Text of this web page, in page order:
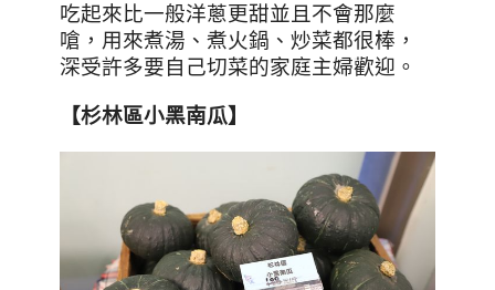
吃起來比一般洋蔥更甜並且不會那麼
嗆，用來煮湯、煮火鍋、炒菜都很棒，
深受許多要自己切菜的家庭主婦歡迎。
【杉林區小黑南瓜】